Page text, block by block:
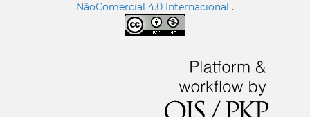
NãoComercial 4.0 Internacional .